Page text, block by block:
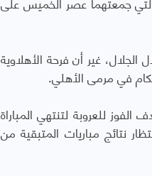
غير أن فرحة الأهلاوية
في مرمى الأهلي.
للعروبة لتنتهي المباراة
"مؤقتاً" بانتظار نتائج مباريات المتبقية من